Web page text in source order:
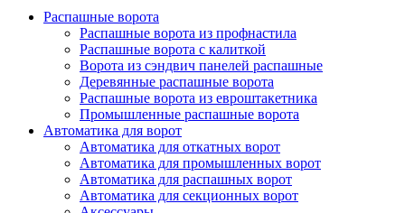
Распашные ворота
Распашные ворота из профнастила
Распашные ворота с калиткой
Ворота из сэндвич панелей распашные
Деревянные распашные ворота
Распашные ворота из евроштакетника
Промышленные распашные ворота
Автоматика для ворот
Автоматика для откатных ворот
Автоматика для промышленных ворот
Автоматика для распашных ворот
Автоматика для секционных ворот